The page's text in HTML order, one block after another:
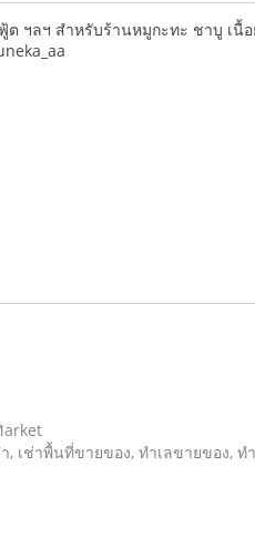
ฯลฯ สำหรับร้านหมูกะทะ ชาบู เนื้
เช่าพื้นที่ขายของ, ทําเลขายของ, ท